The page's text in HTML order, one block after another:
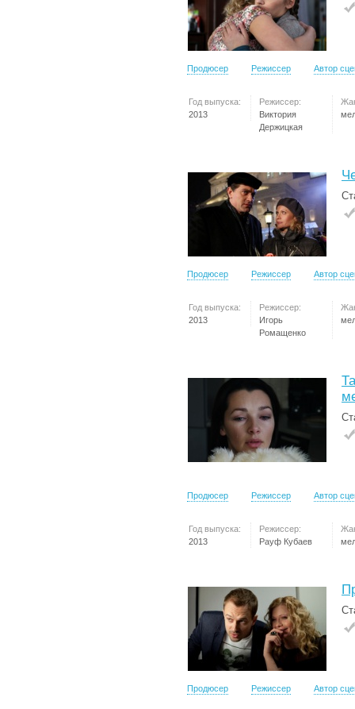
Продюсер Режиссер Автор
Год выпуска:
2013
Режиссер:
Виктория
Держицкая
Продюсер Режиссер Автор
Год выпуска:
2013
Режиссер:
Игорь
Ромащенко
Продюсер Режиссер Автор
Год выпуска:
2013
Режиссер:
Рауф Кубаев
Продюсер Режиссер Автор